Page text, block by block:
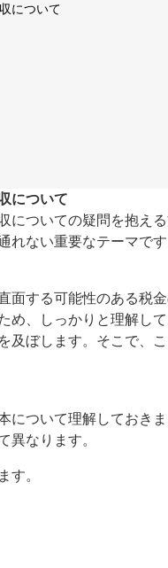
について
について
についての疑問を抱え
れない重要なテーマで
面する可能性のある税
め、しっかりと理解し
及ぼします。そこで、
について理解しておき
異なります。
す。